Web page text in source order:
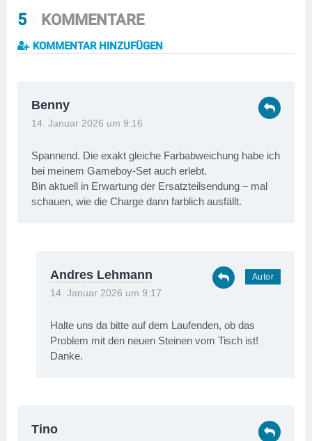
5 KOMMENTARE
KOMMENTAR HINZUFÜGEN
Benny
14. Januar 2026 um 9:16
Spannend. Die exakt gleiche Farbabweichung habe ich
bei meinem Gameboy-Set auch erlebt.
Bin aktuell in Erwartung der Ersatzteilsendung – mal
schauen, wie die Charge dann farblich ausfällt.
Andres Lehmann
14. Januar 2026 um 9:17
Halte uns da bitte auf dem Laufenden, ob das
Problem mit den neuen Steinen vom Tisch ist!
Danke.
Tino